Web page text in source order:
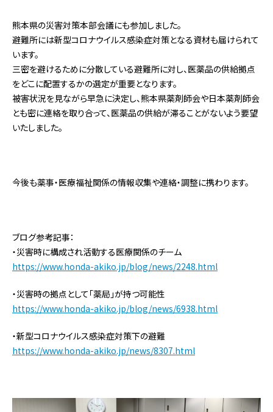
熊本県の災害対策本部会議にも参加しました。
避難所には新型コロナウイルス感染症対策となる資材も届けられて
います。
三密を避けるために分散している避難所に対し、医薬品の供給拠点
をどこに配置するかの選定が重要となります。
被害状況を見ながら早急に決定し、熊本県薬剤師会や日本薬剤師会
とも密に連絡を取り合って、医薬品の供給が滞ることがないよう要望
いたしました。
今後も薬事・医療福祉関係の情報収集や連絡・調整に携わります。
ブログ参考記事：
・災害時に構成され活動する医療関係のチーム
https://www.honda-akiko.jp/blog/news/2248.html
・災害時の拠点として「薬局」が持つ可能性
https://www.honda-akiko.jp/blog/news/6938.html
・新型コロナウイルス感染症対策下の避難
https://www.honda-akiko.jp/news/8307.html